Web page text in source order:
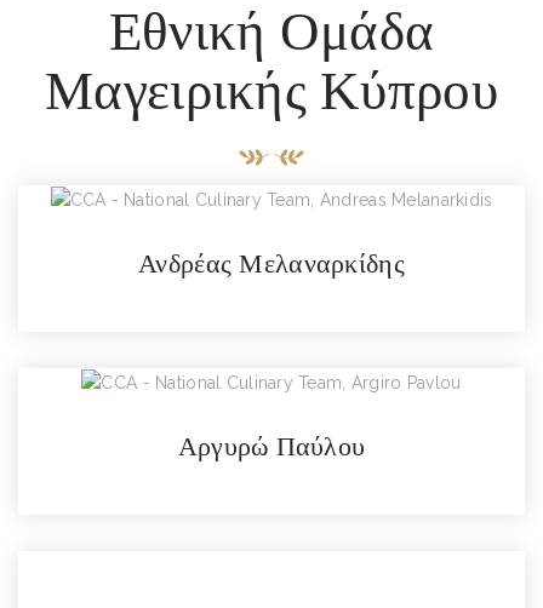
Εθνική Ομάδα
Μαγειρικής Κύπρου
Ανδρέας Μελαναρκίδης
Αργυρώ Παύλου